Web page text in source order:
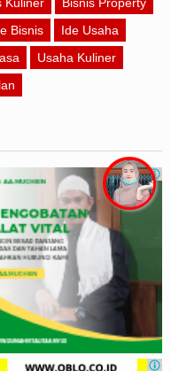
Kuliner
Bisnis Property
Bisnis
Ide Usaha
Usaha Kuliner